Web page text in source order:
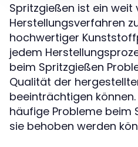
Spritzgießen ist ein weit
Herstellungsverfahren
hochwertiger
jedem
beim Spritzgießen
Qualität der
beeinträchtigen
häufige Probleme beim
sie behoben werden